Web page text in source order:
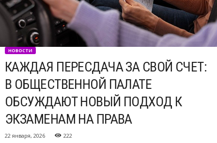
НОВОСТИ
КАЖДАЯ ПЕРЕСДАЧА ЗА СВОЙ СЧЕТ:
В ОБЩЕСТВЕННОЙ ПАЛАТЕ
ОБСУЖДАЮТ НОВЫЙ ПОДХОД К
ЭКЗАМЕНАМ НА ПРАВА
22 января, 2026 222